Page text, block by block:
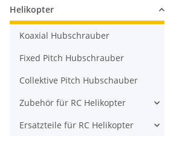
Helikopter
Koaxial Hubschrauber
Fixed Pitch Hubschrauber
Collektive Pitch Hubschauber
Zubehör für RC Helikopter
Ersatzteile für RC Helikopter